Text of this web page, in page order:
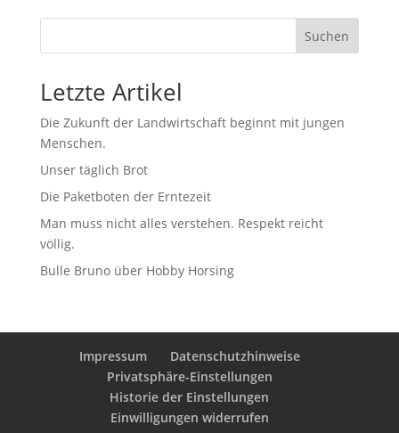
Suchen
Letzte Artikel
Die Zukunft der Landwirtschaft beginnt mit jungen
Menschen.
Unser täglich Brot
Die Paketboten der Erntezeit
Man muss nicht alles verstehen. Respekt reicht
völlig.
Bulle Bruno über Hobby Horsing
Impressum
Datenschutzhinweise
Privatsphäre-Einstellungen
Historie der Einstellungen
Einwilligungen widerrufen